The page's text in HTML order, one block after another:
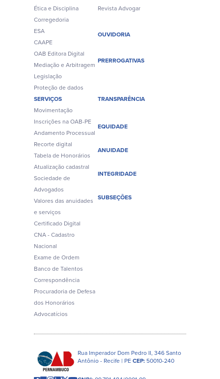
Ética e Disciplina
Corregedoria
ESA
CAAPE
OAB Editora Digital
Mediação e Arbitragem
Legislação
Proteção de dados
Revista Advogar
OUVIDORIA
PRERROGATIVAS
SERVIÇOS
Movimentação
Inscrições na OAB-PE
Andamento Processual
Recorte digital
Tabela de Honorários
Atualização cadastral
Sociedade de
Advogados
Valores das anuidades
e serviços
Certificado Digital
CNA - Cadastro
Nacional
Exame de Ordem
Banco de Talentos
Correspondência
Procuradoria de Defesa
dos Honorários
Advocatícios
TRANSPARÊNCIA
EQUIDADE
ANUIDADE
INTEGRIDADE
SUBSEÇÕES
Rua Imperador Dom Pedro II, 346 Santo
Antônio - Recife | PECEP:50010-240